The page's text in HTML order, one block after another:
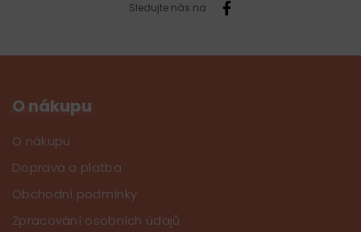
Sledujte nás na
O nákupu
O nákupu
Doprava a platba
Obchodní podmínky
Zpracování osobních údajů